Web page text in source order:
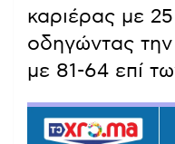
καριέρας με
οδηγώντας
με 81-64 επί